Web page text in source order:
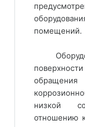
помещений.
низкой
отношению